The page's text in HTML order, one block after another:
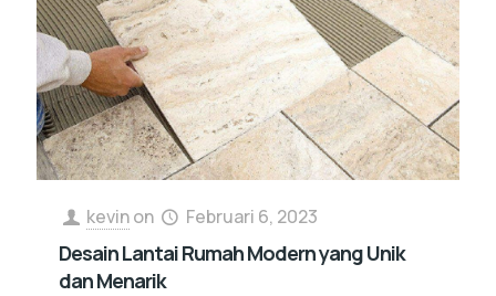
kevinon Februari 6, 2023
Desain Lantai Rumah Modern yang Unik
dan Menarik